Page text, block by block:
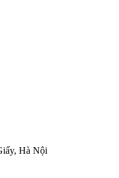
Hà Nội